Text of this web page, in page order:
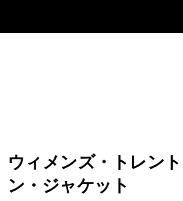
ウィメンズ・トレン
ン・ジャケット